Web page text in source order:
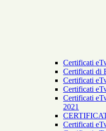
Certificati
Certificati di
Certificati
Certificati
Certificati
2021
Certificati